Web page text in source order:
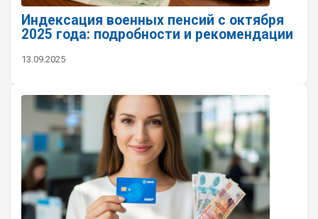
Индексация военных пенсий с октября
2025 года: подробности и рекомендации
13.09.2025